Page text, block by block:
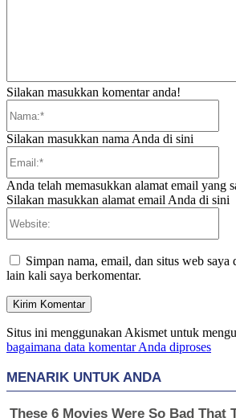
Silakan masukkan komentar anda!
Silakan masukkan nama Anda di sini
Anda telah memasukkan alamat email yang
Silakan masukkan alamat email Anda di sini
Simpan nama, email, dan situs web
lain kali saya berkomentar.
Situs ini menggunakan Akismet untuk
bagaimana data komentar Anda diproses